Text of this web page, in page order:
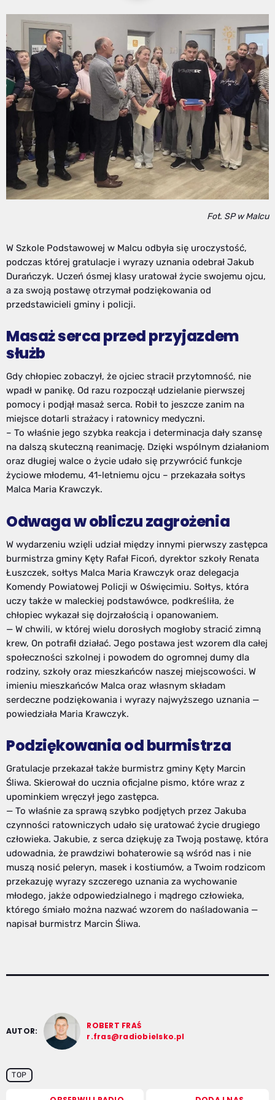
Fot. SP w Malcu
W Szkole Podstawowej w Malcu odbyła się uroczystość,
podczas której gratulacje i wyrazy uznania odebrał Jakub
Durańczyk. Uczeń ósmej klasy uratował życie swojemu ojcu,
a za swoją postawę otrzymał podziękowania od
przedstawicieli gminy i policji.
Masaż serca przed przyjazdem
służb
Gdy chłopiec zobaczył, że ojciec stracił przytomność, nie
wpadł w panikę. Od razu rozpoczął udzielanie pierwszej
pomocy i podjął masaż serca. Robił to jeszcze zanim na
miejsce dotarli strażacy i ratownicy medyczni.
– To właśnie jego szybka reakcja i determinacja dały szansę
na dalszą skuteczną reanimację. Dzięki wspólnym działaniom
oraz długiej walce o życie udało się przywrócić funkcje
życiowe młodemu, 41-letniemu ojcu – przekazała sołtys
Malca Maria Krawczyk.
Odwaga w obliczu zagrożenia
W wydarzeniu wzięli udział między innymi pierwszy zastępca
burmistrza gminy Kęty Rafał Ficoń, dyrektor szkoły Renata
Łuszczek, sołtys Malca Maria Krawczyk oraz delegacja
Komendy Powiatowej Policji w Oświęcimiu. Sołtys, która
uczy także w maleckiej podstawówce, podkreśliła, że
chłopiec wykazał się dojrzałością i opanowaniem.
— W chwili, w której wielu dorosłych mogłoby stracić zimną
krew, On potrafił działać. Jego postawa jest wzorem dla całej
społeczności szkolnej i powodem do ogromnej dumy dla
rodziny, szkoły oraz mieszkańców naszej miejscowości. W
imieniu mieszkańców Malca oraz własnym składam
serdeczne podziękowania i wyrazy najwyższego uznania —
powiedziała Maria Krawczyk.
Podziękowania od burmistrza
Gratulacje przekazał także burmistrz gminy Kęty Marcin
Śliwa. Skierował do ucznia oficjalne pismo, które wraz z
upominkiem wręczył jego zastępca.
— To właśnie za sprawą szybko podjętych przez Jakuba
czynności ratowniczych udało się uratować życie drugiego
człowieka. Jakubie, z serca dziękuję za Twoją postawę, która
udowadnia, że prawdziwi bohaterowie są wśród nas i nie
muszą nosić peleryn, masek i kostiumów, a Twoim rodzicom
przekazuję wyrazy szczerego uznania za wychowanie
młodego, jakże odpowiedzialnego i mądrego człowieka,
którego śmiało można nazwać wzorem do naśladowania —
napisał burmistrz Marcin Śliwa.
AUTOR:
ROBERT FRAŚ
r.fras@radiobielsko.pl
TOP